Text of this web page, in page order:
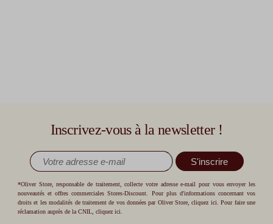
Inscrivez-vous à la newsletter !
S'inscrire
*Oliver Store, responsable de traitement, collecte votre adresse e-mail pour vous envoyer les
nouveautés et offres commerciales Stores-Discount. Pour plus d'informations concernant vos
droits et les modalités de traitement de vos données par Oliver Store,cliquez ici. Pour faire une
réclamation auprès de la CNIL,cliquez ici.